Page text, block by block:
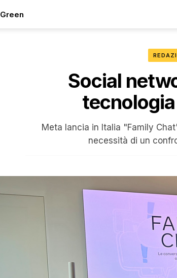
Green
Social
Meta lancia in Italia "Family
necessità di un